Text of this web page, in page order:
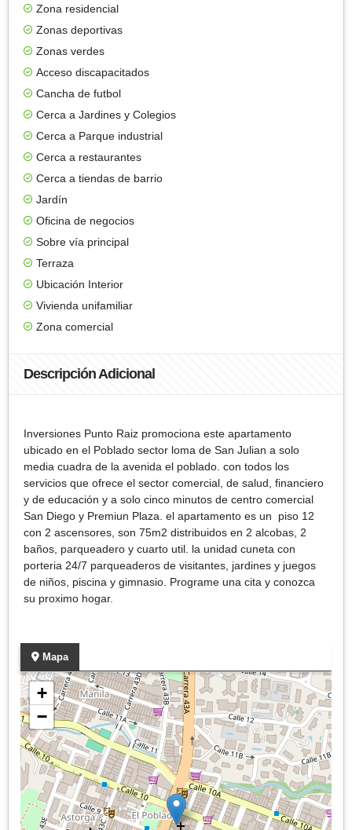
Zona residencial
Zonas deportivas
Zonas verdes
Acceso discapacitados
Cancha de futbol
Cerca a Jardines y Colegios
Cerca a Parque industrial
Cerca a restaurantes
Cerca a tiendas de barrio
Jardín
Oficina de negocios
Sobre vía principal
Terraza
Ubicación Interior
Vivienda unifamiliar
Zona comercial
Descripción Adicional
Inversiones Punto Raiz promociona este apartamento
ubicado en el Poblado sector loma de San Julian a solo
media cuadra de la avenida el poblado. con todos los
servicios que ofrece el sector comercial, de salud, financiero
y de educación y a solo cinco minutos de centro comercial
San Diego y Premiun Plaza. el apartamento es un piso 12
con 2 ascensores, son 75m2 distribuidos en 2 alcobas, 2
baños, parqueadero y cuarto util. la unidad cuneta con
porteria 24/7 parqueaderos de visitantes, jardines y juegos
de niños, piscina y gimnasio. Programe una cita y conozca
su proximo hogar.
Mapa
+
−